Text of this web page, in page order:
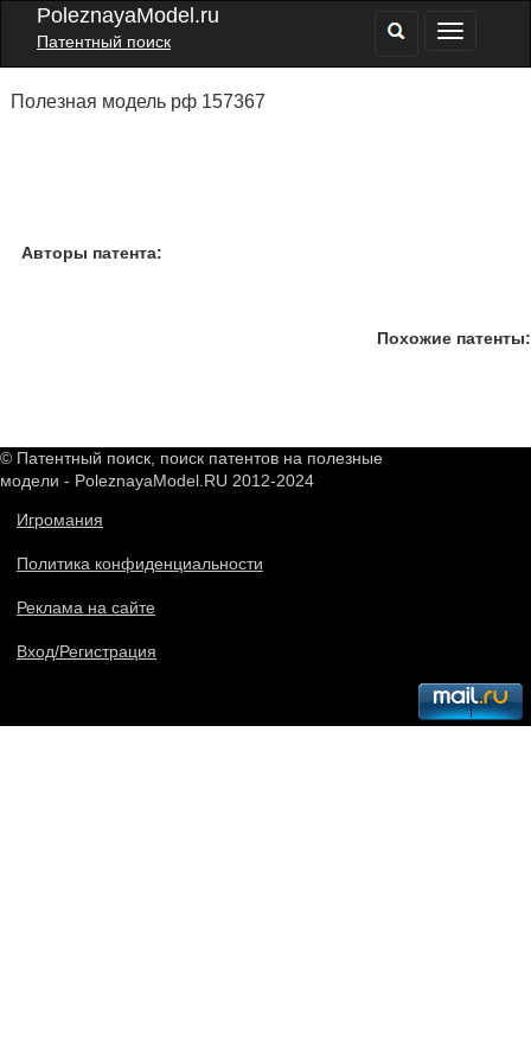
PoleznayaModel.ru
Патентный поиск
Полезная модель рф 157367
Авторы патента:
Похожие патенты:
© Патентный поиск, поиск патентов на полезные
модели - PoleznayaModel.RU 2012-2024
Игромания
Политика конфиденциальности
Реклама на сайте
Вход/Регистрация